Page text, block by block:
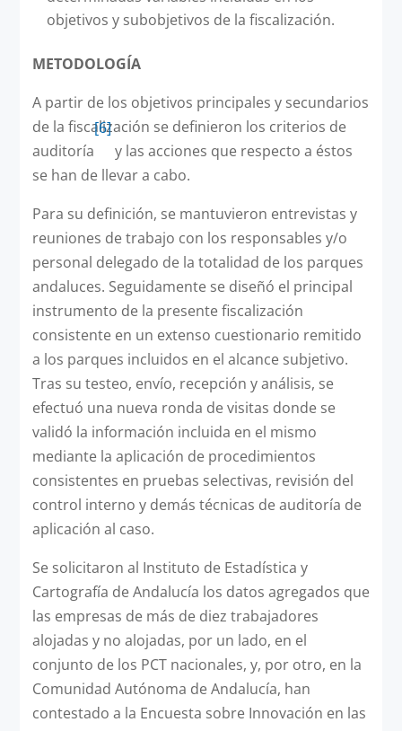
objetivos y subobjetivos de la fiscalización.
METODOLOGÍA
A partir de los objetivos principales y secundarios
de la fiscalización se definieron los criterios de
auditoría
[6]
y las acciones que respecto a éstos
se han de llevar a cabo.
Para su definición, se mantuvieron entrevistas y
reuniones de trabajo con los responsables y/o
personal delegado de la totalidad de los parques
andaluces. Seguidamente se diseñó el principal
instrumento de la presente fiscalización
consistente en un extenso cuestionario remitido
a los parques incluidos en el alcance subjetivo.
Tras su testeo, envío, recepción y análisis, se
efectuó una nueva ronda de visitas donde se
validó la información incluida en el mismo
mediante la aplicación de procedimientos
consistentes en pruebas selectivas, revisión del
control interno y demás técnicas de auditoría de
aplicación al caso.
Se solicitaron al Instituto de Estadística y
Cartografía de Andalucía los datos agregados que
las empresas de más de diez trabajadores
alojadas y no alojadas, por un lado, en el
conjunto de los PCT nacionales, y, por otro, en la
Comunidad Autónoma de Andalucía, han
contestado a la Encuesta sobre Innovación en las